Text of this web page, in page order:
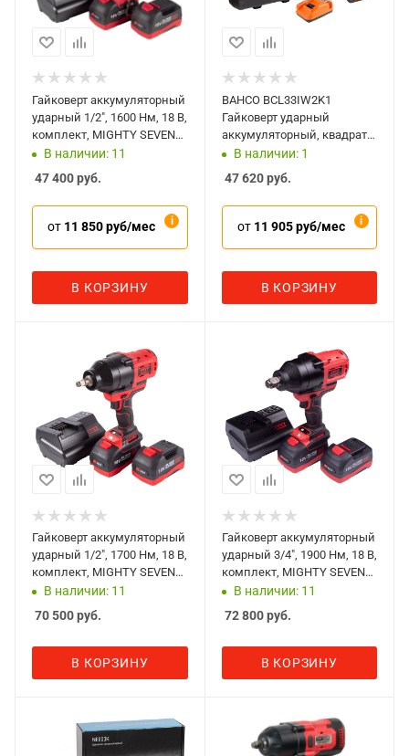
Гайковерт аккумуляторный
ударный 1/2", 1600 Нм, 18 В,
комплект, MIGHTY SEVEN
DW-406A
В наличии: 11
47 400руб.
от 11 850 руб/мес
В КОРЗИНУ
BAHCO BCL33IW2K1
Гайковерт ударный
аккумуляторный, квадрат
1/2 дюйма, 1000 Нм, 18 В,
В наличии: 1
47 620руб.
от 11 905 руб/мес
В КОРЗИНУ
Гайковерт аккумуляторный
ударный 1/2", 1700 Нм, 18 В,
комплект, MIGHTY SEVEN
DW-402A
В наличии: 11
70 500руб.
В КОРЗИНУ
Гайковерт аккумуляторный
ударный 3/4", 1900 Нм, 18 В,
комплект, MIGHTY SEVEN
DW-601A
В наличии: 11
72 800руб.
В КОРЗИНУ